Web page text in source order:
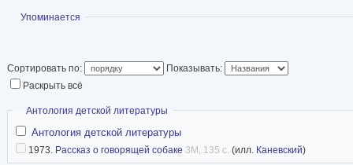
Часто выступал в печати с
освещавшими в основном проблемы
«Грустные мысли о весёлом жанре»
газете» в 1976 году); «Если жить иначе — с
Показать
Упоминается
Сортировать по:
Показывать:
Раскрыть всё
Скрыть
Антология детской литературы
Антология детской литературы
1973. Рассказ о говорящей собаке 3M, 135 с. (илл. Каневский)